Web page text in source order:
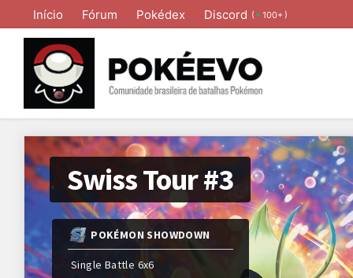
Início Fórum Pokédex Discord ( 100+ )
Swiss Tour #3
POKÉMON SHOWDOWN
Single Battle 6x6